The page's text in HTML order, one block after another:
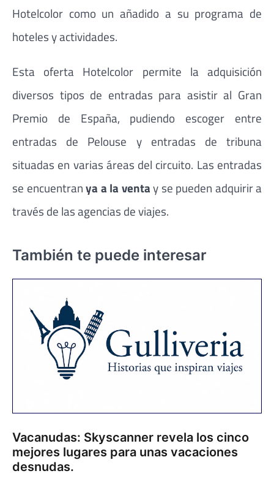
Hotelcolor como un añadido a su programa de
hoteles y actividades.
Esta oferta Hotelcolor permite la adquisición
diversos tipos de entradas para asistir al Gran
Premio de España, pudiendo escoger entre
entradas de Pelouse y entradas de tribuna
situadas en varias áreas del circuito. Las entradas
se encuentranya a la ventay se pueden adquirir a
través de las agencias de viajes.
También te puede interesar
Vacanudas: Skyscanner revela los cinco
mejores lugares para unas vacaciones
desnudas.